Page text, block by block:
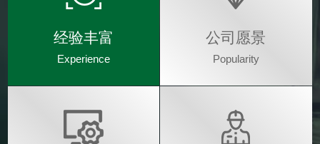
经验丰富
Experience
公司愿景
Popularity